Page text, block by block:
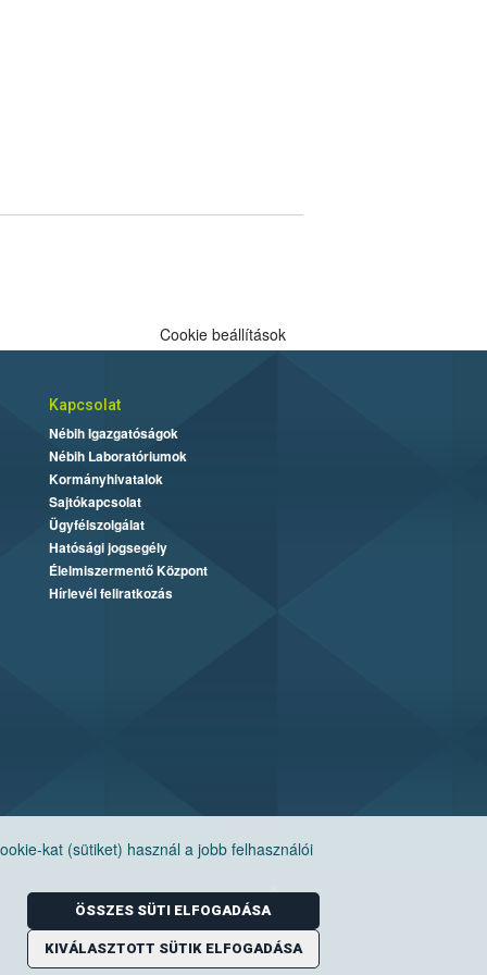
kat (sütiket) használ a jobb felhasználói
ÖSSZES SÜTI ELFOGADÁSA
KIVÁLASZTOTT SÜTIK ELFOGADÁSA
Cookie beállítások
Kapcsolat
Nébih Igazgatóságok
Nébih Laboratóriumok
Kormányhivatalok
Sajtókapcsolat
Ügyfélszolgálat
Hatósági jogsegély
Élelmiszermentő Központ
Hírlevél feliratkozás